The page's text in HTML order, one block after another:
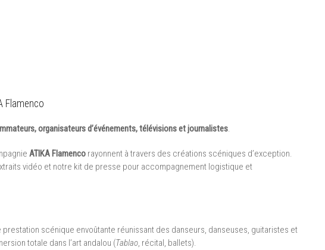
Flamenco
organisateurs d’événements, télévisions et journalistes.
ATIKA Flamenco rayonnent à travers des créations scéniques d’exception.
vidéo et notre kit de presse pour accompagnement logistique et
prestation scénique envoûtante réunissant des danseurs, danseuses, guitaristes et
totale dans l’art andalou (Tablao, récital, ballets).